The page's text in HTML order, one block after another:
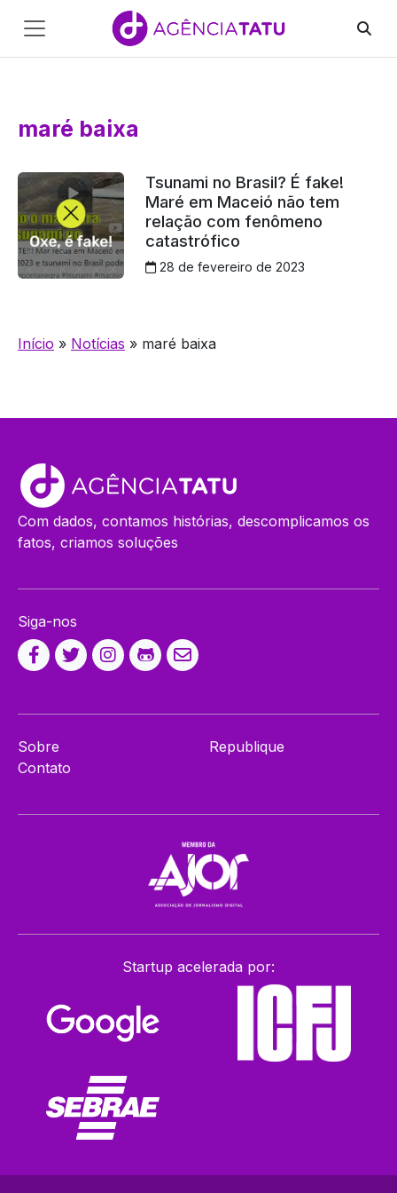
Main
Navigation
maré baixa
Tsunami no Brasil? É fake!
Maré em Maceió não tem
relação com fenômeno
catastrófico
28 de fevereiro de 2023
Início » Notícias » maré baixa
Com dados, contamos histórias, descomplicamos os
fatos, criamos soluções
Siga-nos
Sobre
Contato
Republique
Startup acelerada por: